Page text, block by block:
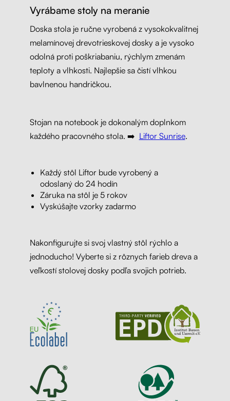
Vyrábame stoly na meranie
Doska stola je ručne vyrobená z vysokokvalitnej
melamínovej drevotrieskovej dosky a je vysoko
odolná proti poškriabaniu, rýchlym zmenám
teploty a vlhkosti. Najlepšie sa čistí vlhkou
bavlnenou handričkou.
Stojan na notebook je dokonalým doplnkom
každého pracovného stola. ➡️ Liftor Sunrise.
Každý stôl Liftor bude vyrobený a
odoslaný do 24 hodín
Záruka na stôl je 5 rokov
Vyskúšajte vzorky zadarmo
Nakonfigurujte si svoj vlastný stôl rýchlo a
jednoducho! Vyberte si z rôznych farieb dreva a
veľkostí stolovej dosky podľa svojich potrieb.